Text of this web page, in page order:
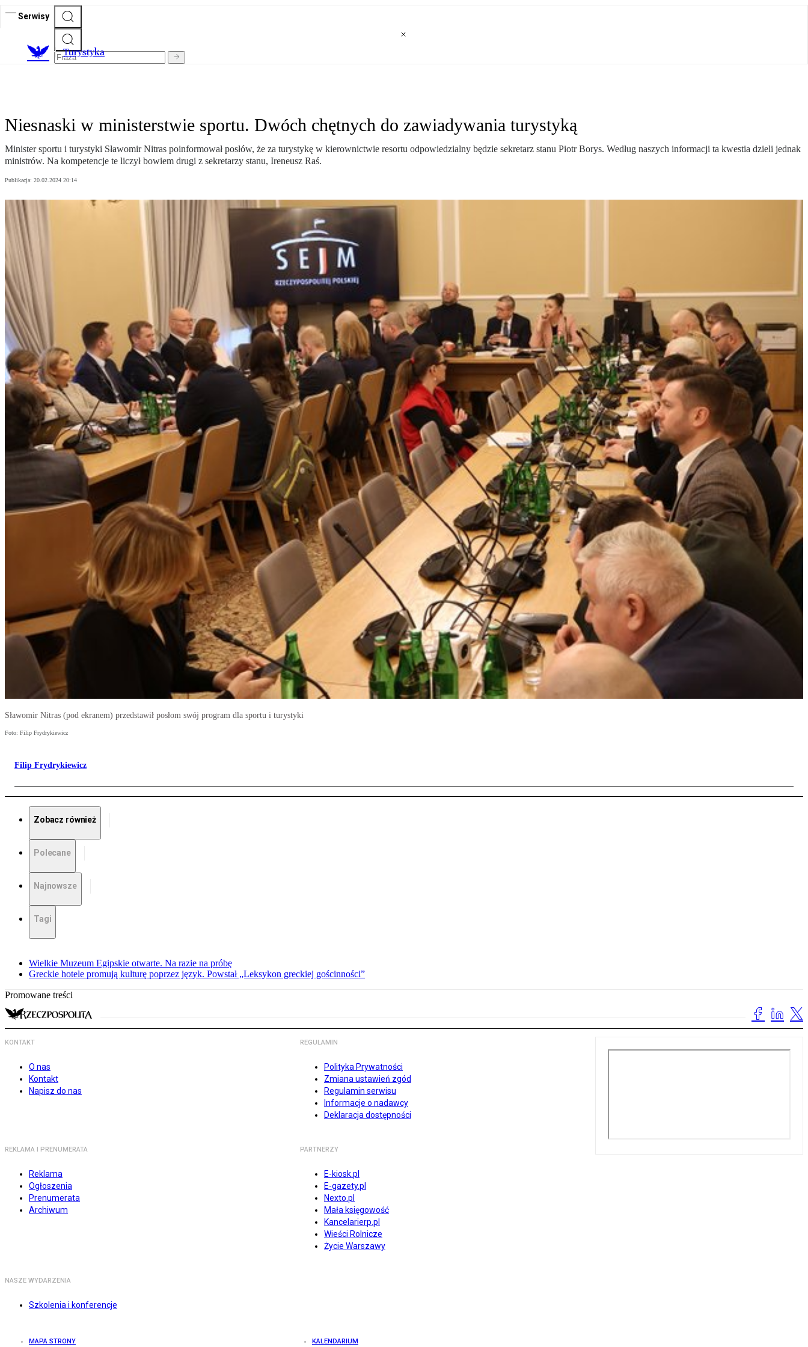
Serwisy
Turystyka
Niesnaski w ministerstwie sportu. Dwóch chętnych do zawiadywania turystyką
Minister sportu i turystyki Sławomir Nitras poinformował posłów, że za turystykę w kierownictwie resortu odpowiedzialny będzie sekretarz stanu Piotr Borys. Według naszych informacji ta kwestia dzieli jednak
ministrów. Na kompetencje te liczył bowiem drugi z sekretarzy stanu, Ireneusz Raś.
Publikacja: 20.02.2024 20:14
Sławomir Nitras (pod ekranem) przedstawił posłom swój program dla sportu i turystyki
Foto: Filip Frydrykiewicz
Filip Frydrykiewicz
Zobacz również
Polecane
Najnowsze
Tagi
Wielkie Muzeum Egipskie otwarte. Na razie na próbę
Greckie hotele promują kulturę poprzez język. Powstał „Leksykon greckiej gościnności”
Promowane treści
KONTAKT
O nas
Kontakt
Napisz do nas
REGULAMIN
Polityka Prywatności
Zmiana ustawień zgód
Regulamin serwisu
Informacje o nadawcy
Deklaracja dostępności
REKLAMA I PRENUMERATA
Reklama
Ogłoszenia
Prenumerata
Archiwum
PARTNERZY
E-kiosk.pl
E-gazety.pl
Nexto.pl
Mała księgowość
Kancelarierp.pl
Wieści Rolnicze
Życie Warszawy
NASZE WYDARZENIA
Szkolenia i konferencje
MAPA STRONY KALENDARIUM